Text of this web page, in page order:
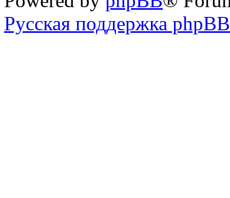
Русская поддержка phpBB